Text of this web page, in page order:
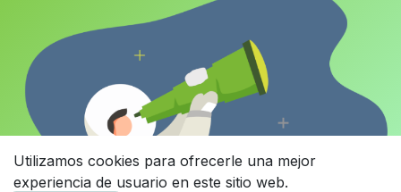
Utilizamos cookies para ofrecerle una mejor
experiencia de usuario en este sitio web.